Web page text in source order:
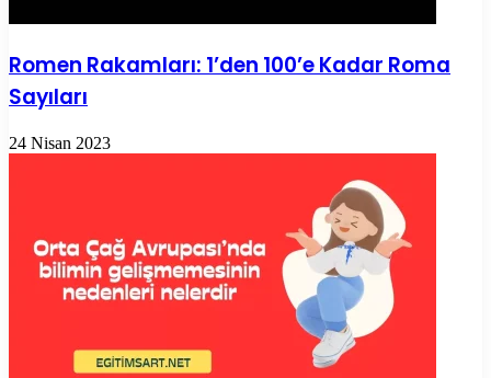
Romen Rakamları: 1’den 100’e Kadar Roma
Sayıları
24 Nisan 2023